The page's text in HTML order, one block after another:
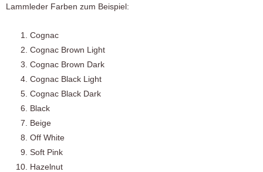
Lammleder Farben zum Beispiel:
Cognac
Cognac Brown Light
Cognac Brown Dark
Cognac Black Light
Cognac Black Dark
Black
Beige
Off White
Soft Pink
Hazelnut